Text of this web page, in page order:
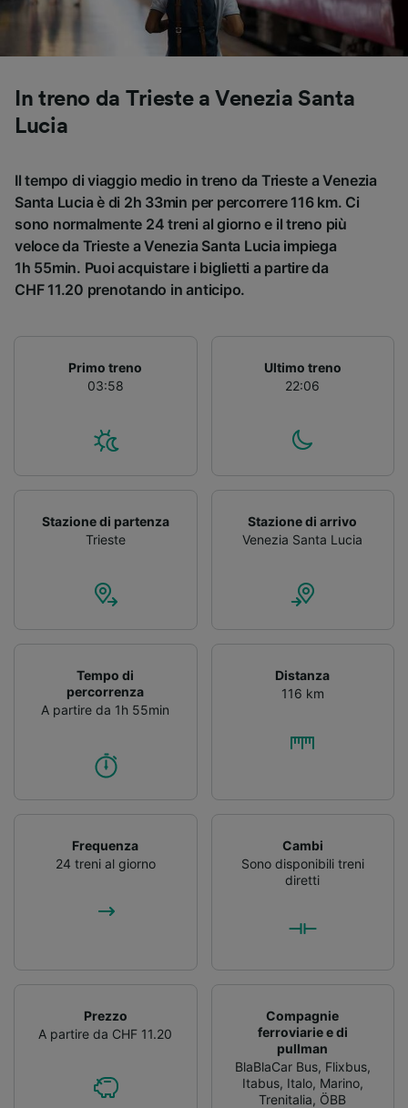
In treno da Trieste a Venezia Santa
Lucia
Il tempo di viaggio medio in treno da Trieste a Venezia
Santa Lucia è di 2h 33min per percorrere 116 km. Ci
sono normalmente 24 treni al giorno e il treno più
veloce da Trieste a Venezia Santa Lucia impiega
1h 55min. Puoi acquistare i biglietti a partire da
CHF 11.20 prenotando in anticipo.
Primo treno
03:58
Ultimo treno
22:06
Stazione di partenza
Trieste
Stazione di arrivo
Venezia Santa Lucia
Tempo di
percorrenza
A partire da 1h 55min
Distanza
116 km
Frequenza
24 treni al giorno
Cambi
Sono disponibili treni
diretti
Prezzo
A partire da CHF 11.20
Compagnie
ferroviarie e di
pullman
BlaBlaCar Bus, Flixbus,
Itabus, Italo, Marino,
Trenitalia, ÖBB
Utilizzare dati di geolocalizzazione precisi.
Scansione attiva delle caratteristiche del
dispositivo ai fini dell’identificazione.
accedervi. Pubblicità e contenuti
personalizzati, misurazione delle prestazioni
dei contenuti e degli annunci, ricerche sul
Elenco dei partner (fornitori)